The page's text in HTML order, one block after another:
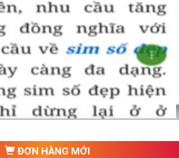
ĐƠN HÀNG MỚI